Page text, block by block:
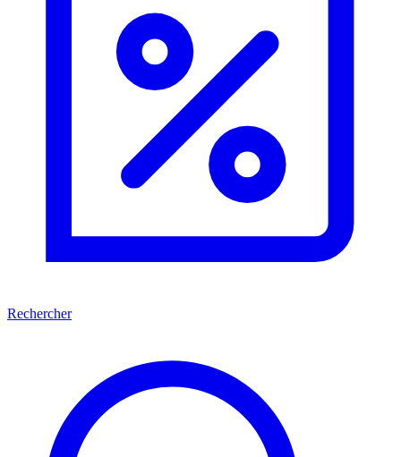
Rechercher